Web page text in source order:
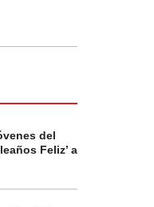
del
Feliz’ a